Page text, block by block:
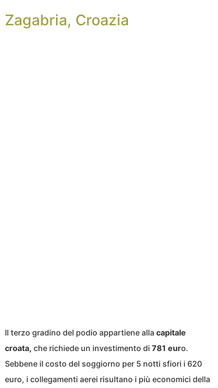
Zagabria, Croazia
Il terzo gradino del podio appartiene alla capitale
croata, che richiede un investimento di 781 euro.
Sebbene il costo del soggiorno per 5 notti sfiori i 620
euro, i collegamenti aerei risultano i più economici della